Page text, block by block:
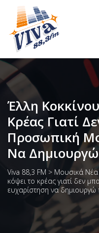
Έλλη
Κρέας Γιατί
Προσωπική
Να
Viva 88,3 FM > Μουσικά Νέα
κόψει το κρέας γιατί δεν
ευχαρίστηση να δημιουργώ